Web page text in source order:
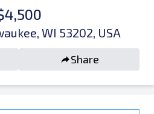
WI 53202, USA
Share